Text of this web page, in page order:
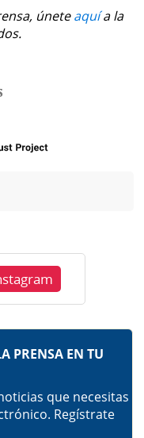
úneteaquía la